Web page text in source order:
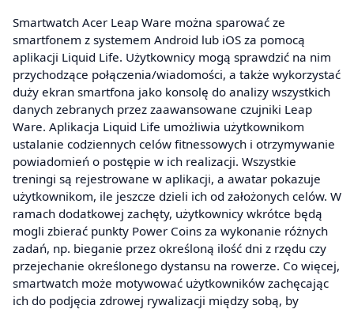
Smartwatch Acer Leap Ware można sparować ze
smartfonem z systemem Android lub iOS za pomocą
aplikacji Liquid Life. Użytkownicy mogą sprawdzić na nim
przychodzące połączenia/wiadomości, a także wykorzystać
duży ekran smartfona jako konsolę do analizy wszystkich
danych zebranych przez zaawansowane czujniki Leap
Ware. Aplikacja Liquid Life umożliwia użytkownikom
ustalanie codziennych celów fitnessowych i otrzymywanie
powiadomień o postępie w ich realizacji. Wszystkie
treningi są rejestrowane w aplikacji, a awatar pokazuje
użytkownikom, ile jeszcze dzieli ich od założonych celów. W
ramach dodatkowej zachęty, użytkownicy wkrótce będą
mogli zbierać punkty Power Coins za wykonanie różnych
zadań, np. bieganie przez określoną ilość dni z rzędu czy
przejechanie określonego dystansu na rowerze. Co więcej,
smartwatch może motywować użytkowników zachęcając
ich do podjęcia zdrowej rywalizacji między sobą, by